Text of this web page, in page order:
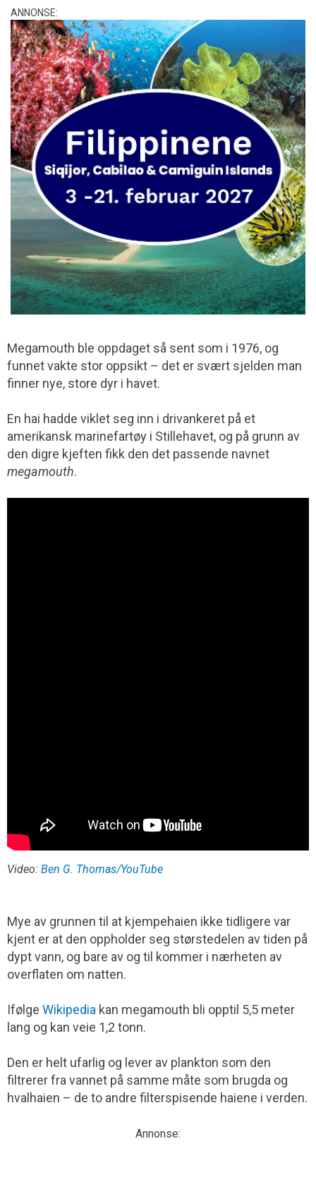
ANNONSE:
Megamouth ble oppdaget så sent som i 1976, og
funnet vakte stor oppsikt – det er svært sjelden man
finner nye, store dyr i havet.
En hai hadde viklet seg inn i drivankeret på et
amerikansk marinefartøy i Stillehavet, og på grunn av
den digre kjeften fikk den det passende navnet
megamouth.
Video: Ben G. Thomas/YouTube
Mye av grunnen til at kjempehaien ikke tidligere var
kjent er at den oppholder seg størstedelen av tiden på
dypt vann, og bare av og til kommer i nærheten av
overflaten om natten.
Ifølge Wikipedia kan megamouth bli opptil 5,5 meter
lang og kan veie 1,2 tonn.
Den er helt ufarlig og lever av plankton som den
filtrerer fra vannet på samme måte som brugda og
hvalhaien – de to andre filterspisende haiene i verden.
Annonse: